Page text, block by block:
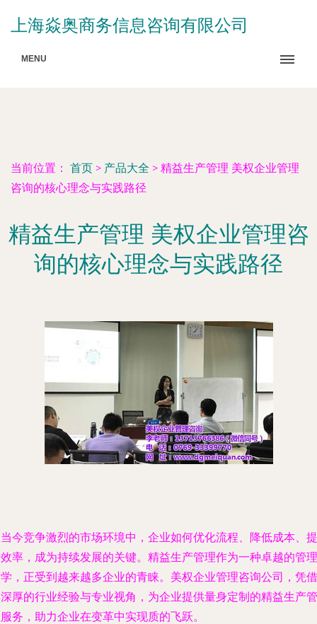
上海焱奥商务信息咨询有限公司
MENU
当前位置： 首页 > 产品大全 > 精益生产管理 美权企业管理
咨询的核心理念与实践路径
精益生产管理 美权企业管理咨
询的核心理念与实践路径
今竞争激烈的市场环境中，企业如何优化流程、降低成本、提
率，成为持续发展的关键。精益生产管理作为一种卓越的管理
，正受到越来越多企业的青睐。美权企业管理咨询公司，凭借
厚的行业经验与专业视角，为企业提供量身定制的精益生产管
务，助力企业在变革中实现质的飞跃。